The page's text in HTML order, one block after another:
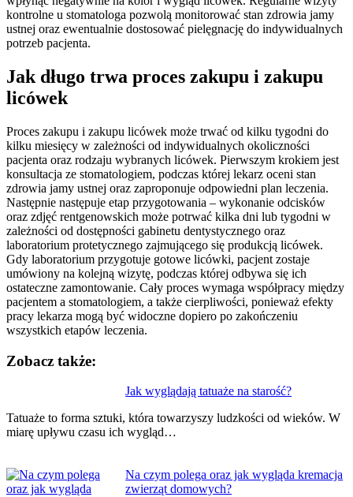
kontrolne u stomatologa pozwolą monitorować stan zdrowia jamy
ustnej oraz ewentualnie dostosować pielęgnację do indywidualnych
potrzeb pacjenta.
Jak długo trwa proces zakupu i zakupu
licówek
Proces zakupu i zakupu licówek może trwać od kilku tygodni do
kilku miesięcy w zależności od indywidualnych okoliczności
pacjenta oraz rodzaju wybranych licówek. Pierwszym krokiem jest
konsultacja ze stomatologiem, podczas której lekarz oceni stan
zdrowia jamy ustnej oraz zaproponuje odpowiedni plan leczenia.
Następnie następuje etap przygotowania – wykonanie odcisków
oraz zdjęć rentgenowskich może potrwać kilka dni lub tygodni w
zależności od dostępności gabinetu dentystycznego oraz
laboratorium protetycznego zajmującego się produkcją licówek.
Gdy laboratorium przygotuje gotowe licówki, pacjent zostaje
umówiony na kolejną wizytę, podczas której odbywa się ich
ostateczne zamontowanie. Cały proces wymaga współpracy między
pacjentem a stomatologiem, a także cierpliwości, ponieważ efekty
pracy lekarza mogą być widoczne dopiero po zakończeniu
wszystkich etapów leczenia.
Zobacz także:
Jak wyglądają tatuaże na starość?
Tatuaże to forma sztuki, która towarzyszy ludzkości od wieków. W
miarę upływu czasu ich wygląd…
Na czym polega oraz jak wygląda kremacja
zwierząt domowych?
wpisu